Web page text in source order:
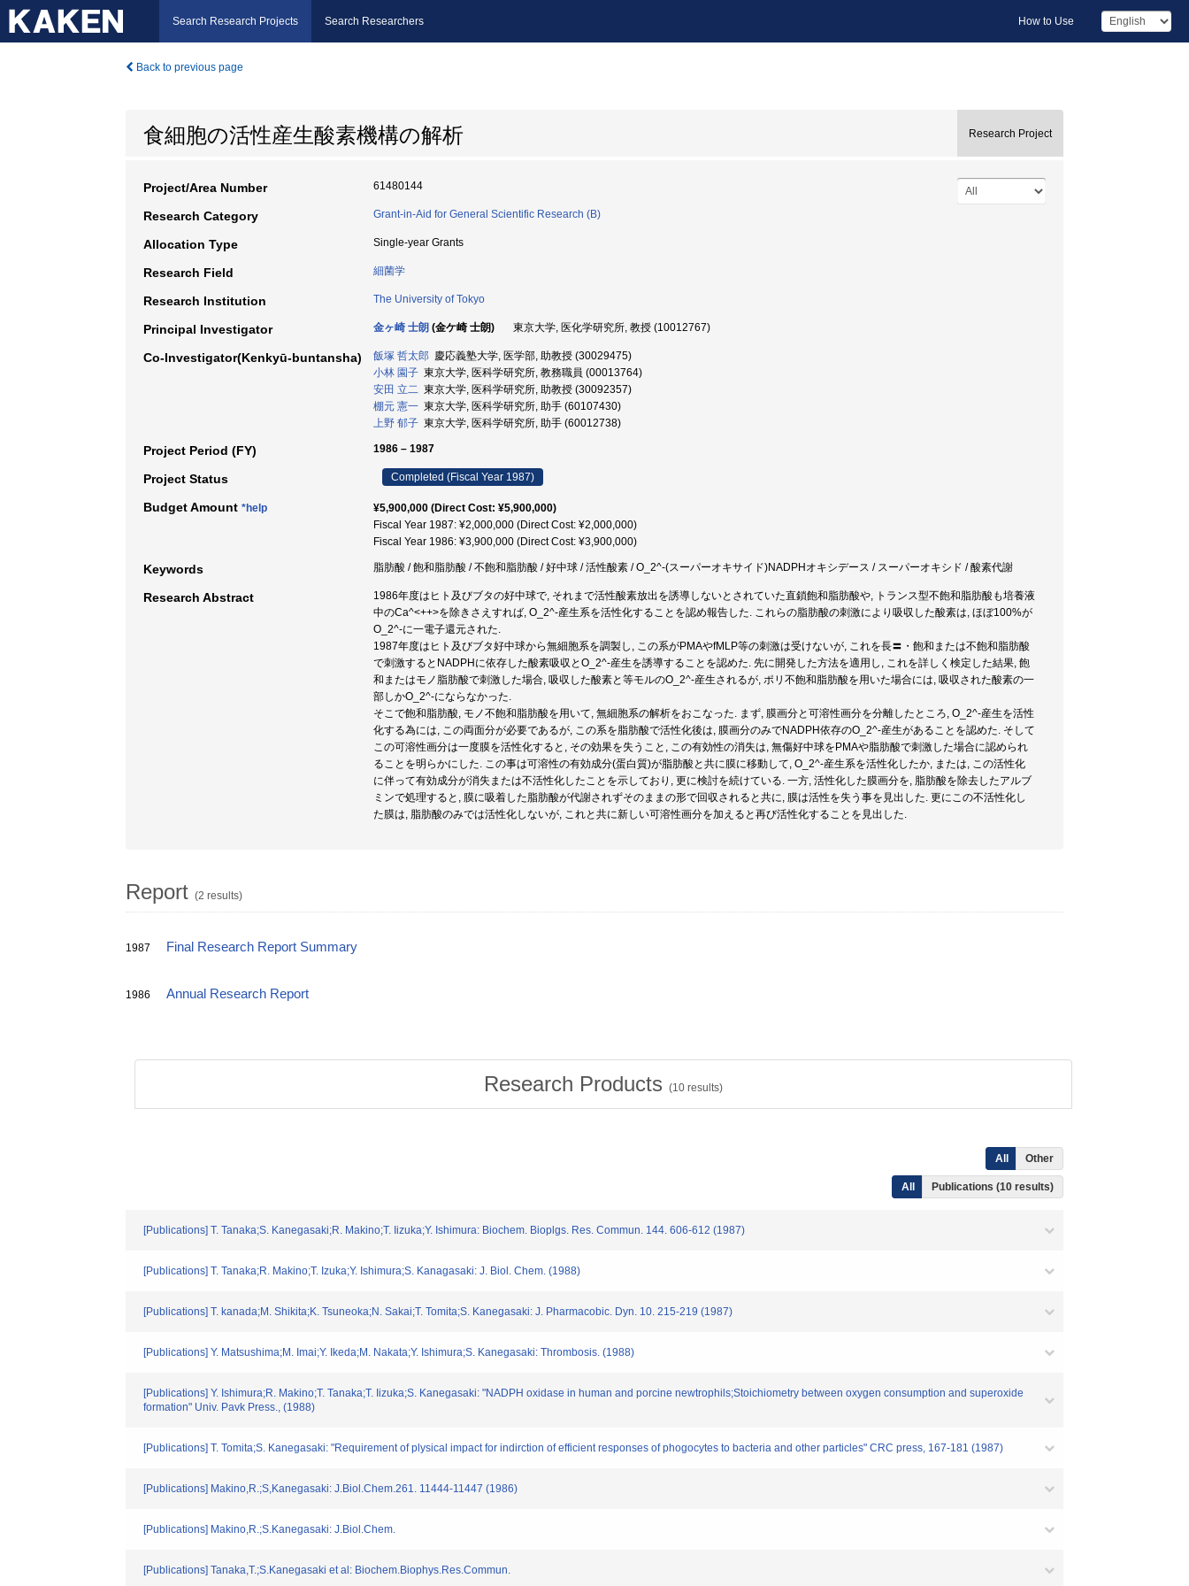
Search Research Projects Search Researchers How to Use
Back to previous page
食細胞の活性産生酸素機構の解析 Research Project
Project/Area Number 61480144
Research Category Grant-in-Aid for General Scientific Research (B)
Allocation Type Single-year Grants
Research Field 細菌学
Research Institution The University of Tokyo
Principal Investigator 金ヶ崎 士朗 (金ケ崎 士朗) 東京大学, 医化学研究所, 教授 (10012767)
Co-Investigator(Kenkyū-buntansha) 飯塚 哲太郎 慶応義塾大学, 医学部, 助教授 (30029475)
小林 園子 東京大学, 医科学研究所, 教務職員 (00013764)
安田 立二 東京大学, 医科学研究所, 助教授 (30092357)
棚元 憲一 東京大学, 医科学研究所, 助手 (60107430)
上野 郁子 東京大学, 医科学研究所, 助手 (60012738)
Project Period (FY) 1986 – 1987
Project Status Completed (Fiscal Year 1987)
Budget Amount *help
¥5,900,000 (Direct Cost: ¥5,900,000)
Fiscal Year 1987: ¥2,000,000 (Direct Cost: ¥2,000,000)
Fiscal Year 1986: ¥3,900,000 (Direct Cost: ¥3,900,000)
Keywords 脂肪酸 / 飽和脂肪酸 / 不飽和脂肪酸 / 好中球 / 活性酸素 / O_2^-(スーパーオキサイド)NADPHオキシデース / スーパーオキシド / 酸素代謝
Research Abstract
1986年度はヒト及びブタの好中球で, それまで活性酸素放出を誘導しないとされていた直鎖飽和脂肪酸や, トランス型不飽和脂肪酸も培養液
中のCa^<++>を除きさえすれば, O_2^-産生系を活性化することを認め報告した. これらの脂肪酸の刺激により吸収した酸素は, ほぼ100%が
O_2^-に一電子還元された.
1987年度はヒト及びブタ好中球から無細胞系を調製し, この系がPMAやfMLP等の刺激は受けないが, これを長〓・飽和または不飽和脂肪酸
で刺激するとNADPHに依存した酸素吸収とO_2^-産生を誘導することを認めた. 先に開発した方法を適用し, これを詳しく検定した結果, 飽
和またはモノ脂肪酸で刺激した場合, 吸収した酸素と等モルのO_2^-産生されるが, ポリ不飽和脂肪酸を用いた場合には, 吸収された酸素の一
部しかO_2^-にならなかった.
そこで飽和脂肪酸, モノ不飽和脂肪酸を用いて, 無細胞系の解析をおこなった. まず, 膜画分と可溶性画分を分離したところ, O_2^-産生を活性
化する為には, この両面分が必要であるが, この系を脂肪酸で活性化後は, 膜画分のみでNADPH依存のO_2^-産生があることを認めた. そして
この可溶性画分は一度膜を活性化すると, その効果を失うこと, この有効性の消失は, 無傷好中球をPMAや脂肪酸で刺激した場合に認められ
ることを明らかにした. この事は可溶性の有効成分(蛋白質)が脂肪酸と共に膜に移動して, O_2^-産生系を活性化したか, または, この活性化
に伴って有効成分が消失または不活性化したことを示しており, 更に検討を続けている. 一方, 活性化した膜画分を, 脂肪酸を除去したアルブ
ミンで処理すると, 膜に吸着した脂肪酸が代謝されずそのままの形で回収されると共に, 膜は活性を失う事を見出した. 更にこの不活性化し
た膜は, 脂肪酸のみでは活性化しないが, これと共に新しい可溶性画分を加えると再び活性化することを見出した.
Report (2 results)
1987 Final Research Report Summary
1986 Annual Research Report
Research Products (10 results)
All Other
All Publications (10 results)
[Publications] T. Tanaka;S. Kanegasaki;R. Makino;T. Iizuka;Y. Ishimura: Biochem. Bioplgs. Res. Commun. 144. 606-612 (1987)
[Publications] T. Tanaka;R. Makino;T. Izuka;Y. Ishimura;S. Kanagasaki: J. Biol. Chem. (1988)
[Publications] T. kanada;M. Shikita;K. Tsuneoka;N. Sakai;T. Tomita;S. Kanegasaki: J. Pharmacobic. Dyn. 10. 215-219 (1987)
[Publications] Y. Matsushima;M. Imai;Y. Ikeda;M. Nakata;Y. Ishimura;S. Kanegasaki: Thrombosis. (1988)
[Publications] Y. Ishimura;R. Makino;T. Tanaka;T. Iizuka;S. Kanegasaki: "NADPH oxidase in human and porcine newtrophils;Stoichiometry between oxygen consumption and superoxide
formation" Univ. Pavk Press., (1988)
[Publications] T. Tomita;S. Kanegasaki: "Requirement of plysical impact for indirction of efficient responses of phogocytes to bacteria and other particles" CRC press, 167-181 (1987)
[Publications] Makino,R.;S,Kanegasaki: J.Biol.Chem.261. 11444-11447 (1986)
[Publications] Makino,R.;S.Kanegasaki: J.Biol.Chem.
[Publications] Tanaka,T.;S.Kanegasaki et al: Biochem.Biophys.Res.Commun.